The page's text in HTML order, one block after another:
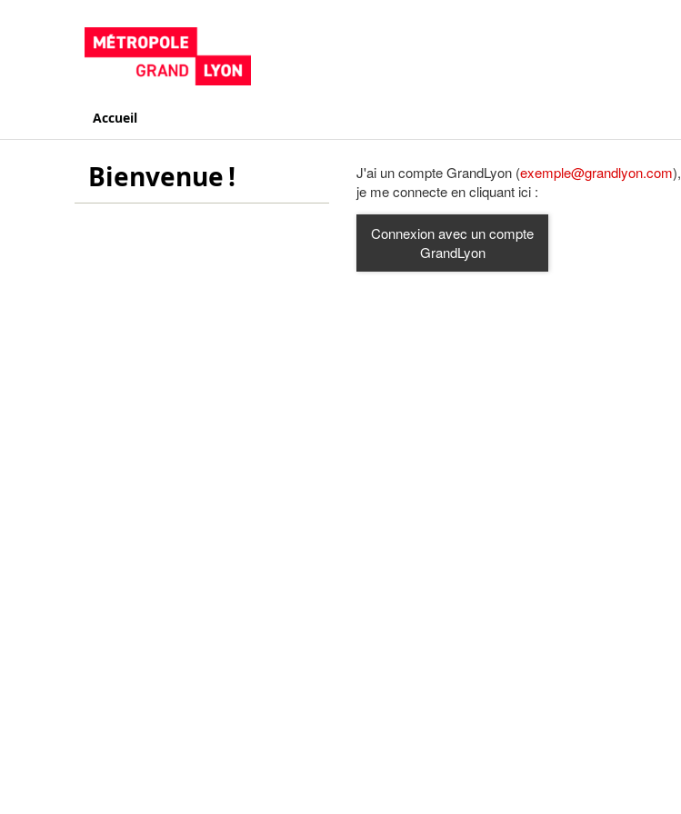
Accueil
Bienvenue ! J'ai un compte GrandLyon (exemple@grandlyon.com),
je me connecte en cliquant ici :
Connexion avec un compte
GrandLyon